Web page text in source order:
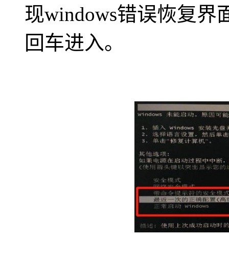
现windows错误恢复界
回车进入。